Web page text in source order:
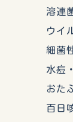
溶連菌感染
ウイルス性
細菌性胃腸
水痘・・・
おたふく風
百日咳・・